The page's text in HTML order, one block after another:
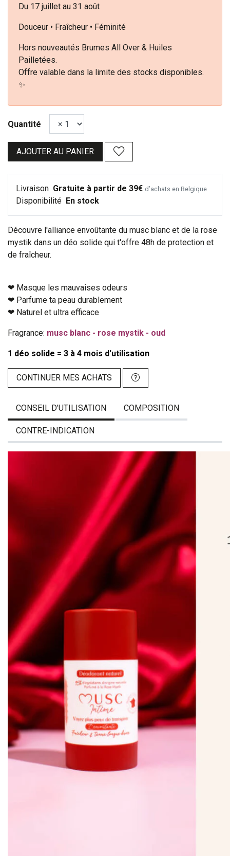
Du 17 juillet au 31 août
Douceur • Fraîcheur • Féminité
Hors nouveautés Brumes All Over & Huiles
Pailletées.
Offre valable dans la limite des stocks disponibles.
✨
Quantité
AJOUTER AU PANIER
Livraison Gratuite à partir de 39€ d’achats en Belgique
Disponibilité En stock
Découvre l'alliance envoûtante du musc blanc et de la rose
mystik dans un déo solide qui t'offre 48h de protection et
de fraîcheur.
❤︎ Masque les mauvaises odeurs
❤︎ Parfume ta peau durablement
❤︎ Naturel et ultra efficace
Fragrance: musc blanc - rose mystik - oud
1 déo solide = 3 à 4 mois d'utilisation
CONTINUER MES ACHATS
CONSEIL D’UTILISATION COMPOSITION
CONTRE-INDICATION